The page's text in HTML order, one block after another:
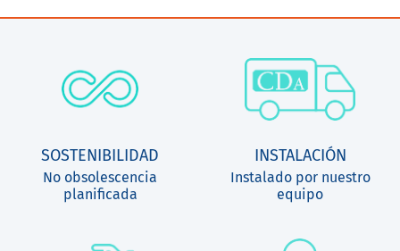
SOSTENIBILIDAD
No obsolescencia
planificada
INSTALACIÓN
Instalado por nuestro
equipo